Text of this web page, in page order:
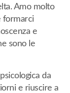
Amo molto
formarci
e
sono le
da
e riuscire a